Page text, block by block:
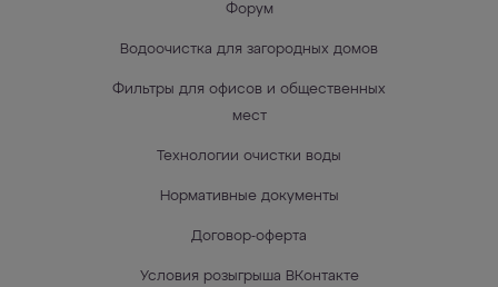
Форум
Водоочистка для загородных домов
Фильтры для офисов и общественных
мест
Технологии очистки воды
Нормативные документы
Договор-оферта
Условия розыгрыша ВКонтакте